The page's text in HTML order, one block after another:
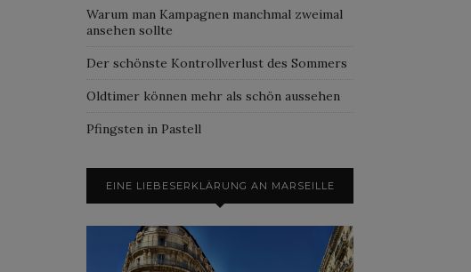
Warum man Kampagnen manchmal zweimal
ansehen sollte
Der schönste Kontrollverlust des Sommers
Oldtimer können mehr als schön aussehen
Pfingsten in Pastell
EINE LIEBESERKLÄRUNG AN MARSEILLE